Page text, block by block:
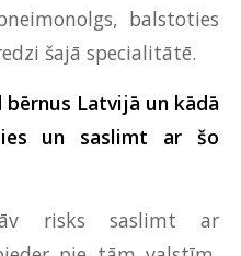
balstoties
šajā specialitātē.
Latvijā un kādā
un saslimt ar šo
risks saslimt ar